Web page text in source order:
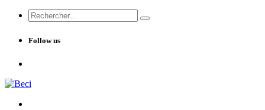
Follow us